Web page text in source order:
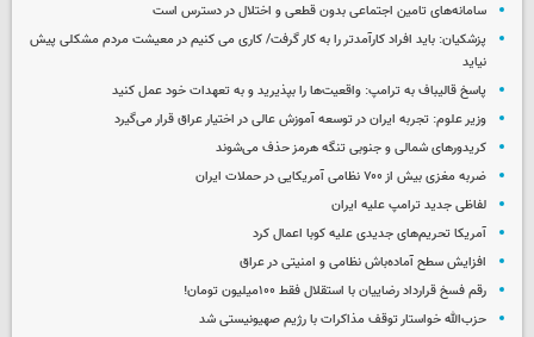
سامانه‌های تامین اجتماعی بدون قطعی و اختلال در دسترس است
پزشکیان: باید افراد کارآمدتر را به کار گرفت/ کاری می کنیم در معیشت مردم مشکلی پیش
نیاید
پاسخ قالیباف به ترامپ: واقعیت‌ها را بپذیرید و به تعهدات خود عمل کنید
وزیر علوم: تجربه ایران در توسعه آموزش عالی در اختیار عراق قرار می‌گیرد
کریدورهای شمالی و جنوبی تنگه هرمز حذف می‌شوند
ضربه مغزی بیش از ۷۰۰ نظامی آمریکایی در حملات ایران
لفاظی جدید ترامپ علیه ایران
آمریکا تحریم‌های جدیدی علیه کوبا اعمال کرد
افزایش سطح آماده‌باش نظامی و امنیتی در عراق
رقم فسخ قرارداد رضاییان با استقلال فقط ۱۰۰میلیون تومان!
حزب‌الله خواستار توقف مذاکرات با رژیم صهیونیستی شد